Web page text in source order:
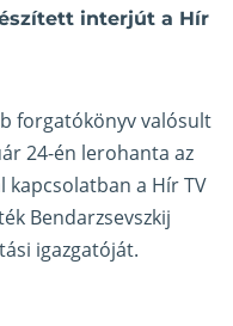
interjút a Hír
forgatókönyv valósult
24-én lerohanta az
a Hír TV
Bendarzsevszkij
igazgatóját.